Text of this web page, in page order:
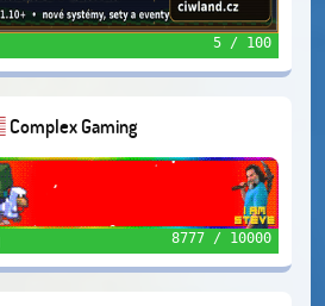
5 / 100
Complex Gaming
8777 / 10000